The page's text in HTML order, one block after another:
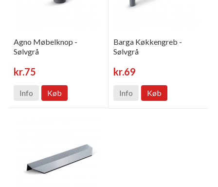
Agno Møbelknop -
Sølvgrå
kr.75
Info Køb
Barga Køkkengreb -
Sølvgrå
kr.69
Info Køb